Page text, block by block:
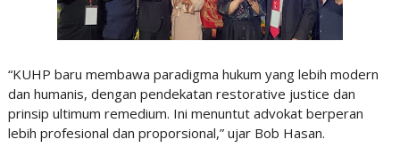
“KUHP baru membawa paradigma hukum yang lebih modern
dan humanis, dengan pendekatan restorative justice dan
prinsip ultimum remedium. Ini menuntut advokat berperan
lebih profesional dan proporsional,” ujar Bob Hasan.